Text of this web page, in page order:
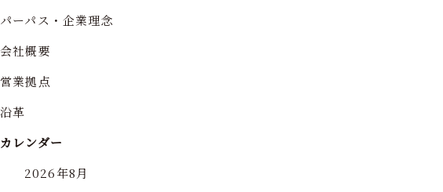
パーパス・企業理念
会社概要
営業拠点
沿革
カレンダー
2026年8月